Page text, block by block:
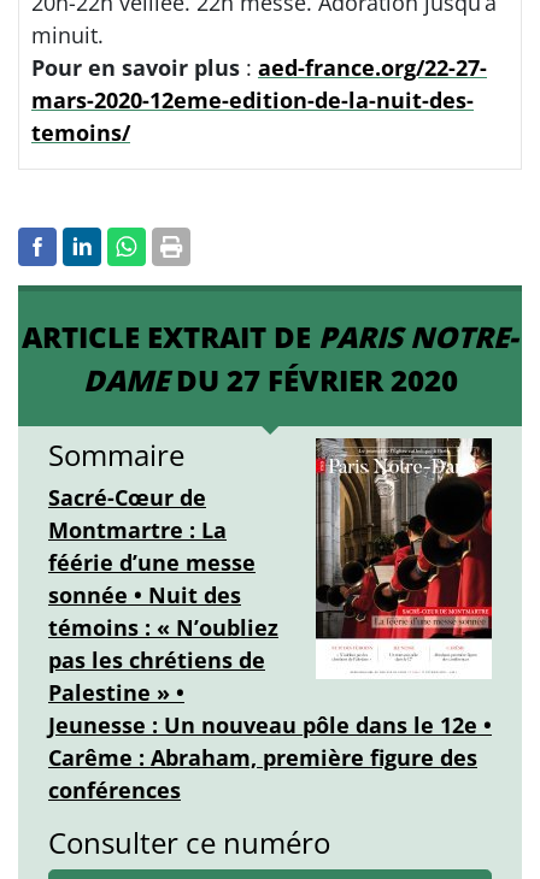
minuit.
Pour en savoir plus : aed-france.org/22-27-
mars-2020-12eme-edition-de-la-nuit-des-
temoins/
ARTICLE EXTRAIT DE PARIS NOTRE-
DAMEDU 27 FÉVRIER 2020
Sommaire
Sacré-Cœur de
Montmartre : La
féérie d’une messe
sonnée • Nuit des
témoins : « N’oubliez
pas les chrétiens de
Palestine » •
Jeunesse : Un nouveau pôle dans le 12e •
Carême : Abraham, première figure des
conférences
Consulter ce numéro